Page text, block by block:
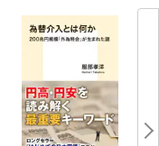
～（１）